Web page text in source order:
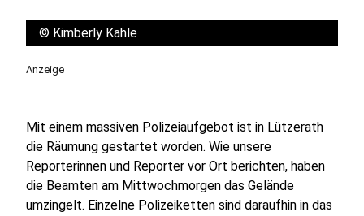
© Kimberly Kahle
Anzeige
Mit einem massiven Polizeiaufgebot ist in Lützerath
die Räumung gestartet worden. Wie unsere
Reporterinnen und Reporter vor Ort berichten, haben
die Beamten am Mittwochmorgen das Gelände
umzingelt. Einzelne Polizeiketten sind daraufhin in das